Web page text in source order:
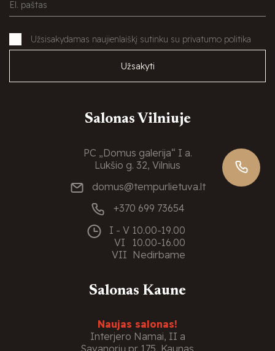
Užsisakydamas naujienlaiškį sutinku su privatumo politika
Užsakyti
Salonas Vilniuje
PC „Domus galerija“ I a.
Lukšio g. 32, Vilnius
domus@tempurlietuva.lt
+370 699 73654
I - V 10.00-19.00
VI
10.00-16.00
VII Nedirbame
Salonas Kaune
Naujas salonas!
Interjero Namai, II a